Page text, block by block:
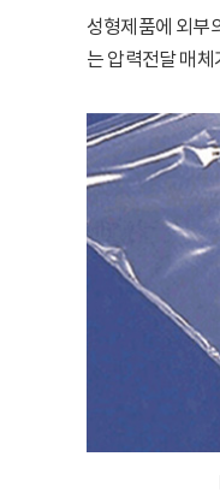
성형제품에 외부
는 압력전달 매